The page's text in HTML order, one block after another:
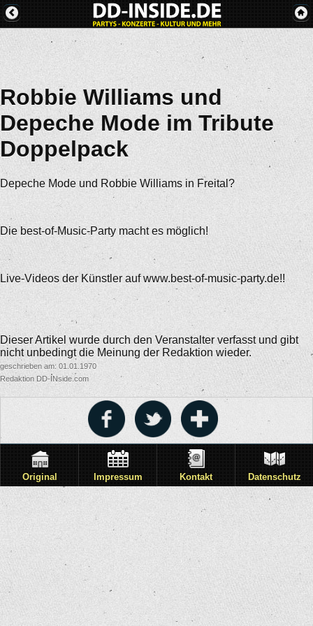
Robbie Williams und
Depeche Mode im Tribute
Doppelpack
Depeche Mode und Robbie Williams in Freital?
Die best-of-Music-Party macht es möglich!
Live-Videos der Künstler auf www.best-of-music-party.de!!
Dieser Artikel wurde durch den Veranstalter verfasst und gibt
nicht unbedingt die Meinung der Redaktion wieder.
geschrieben am: 01.01.1970
Redaktion DD-INside.com
Original Impressum Kontakt Datenschutz